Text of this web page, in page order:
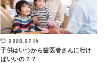
2020.07.14
子供はいつから歯医者さんに行け
ばいいの？？